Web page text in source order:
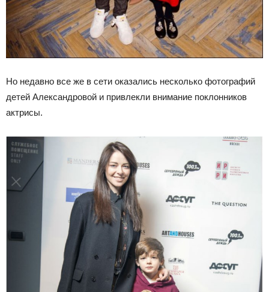
Но недавно все же в сети оказались несколько фотографий
детей Александровой и привлекли внимание поклонников
актрисы.